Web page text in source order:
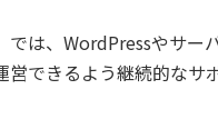
では、WordPressやサ
できるよう継続的なサ